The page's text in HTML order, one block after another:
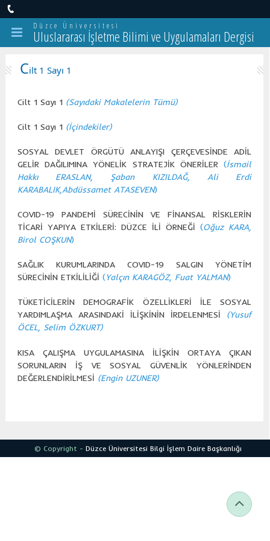
Düzce Üniversitesi
Uluslararası İşletme Bilimi ve Uygulamaları Dergisi
Cilt 1 Sayı 1
Cilt 1 Sayı 1 (Sayıdaki Makalelerin Tümü)
Cilt 1 Sayı 1 (İçindekiler)
SOSYAL DEVLET ÖRGÜTÜ ANLAYIŞI ÇERÇEVESİNDE ADİL
GELİR DAĞILIMINA YÖNELİK STRATEJİK ÖNERİLER (İsmail
Hakkı ERASLAN, Şaban KIZILDAĞ, Ali Erdi
KARABALIK,Abdüssamet ATASEVEN)
COVID-19 PANDEMİ SÜRECİNİN VE FİNANSAL RİSKLERİN
TİCARİ YAPIYA ETKİLERİ: DÜZCE İLİ ÖRNEĞİ (Oğuz KARA,
Birol COŞKUN)
SAĞLIK KURUMLARINDA COVID-19 SALGIN YÖNETİM
SÜRECİNİN ETKİLİLİĞİ (Yalçın KARAGÖZ, Fuat YALMAN)
TÜKETİCİLERİN DEMOGRAFİK ÖZELLİKLERİ İLE SOSYAL
YARDIMLAŞMA ARASINDAKİ İLİŞKİNİN İRDELENMESİ (Yusuf
ÖCEL, Selim ÖZKURT)
KISA ÇALIŞMA UYGULAMASINA İLİŞKİN ORTAYA ÇIKAN
SORUNLARIN İŞ VE SOSYAL GÜVENLİK YÖNLERİNDEN
DEĞERLENDİRİLMESİ (Engin UZUNER)
© Copyright - Düzce Üniversitesi Bilgi İşlem Daire Başkanlığı